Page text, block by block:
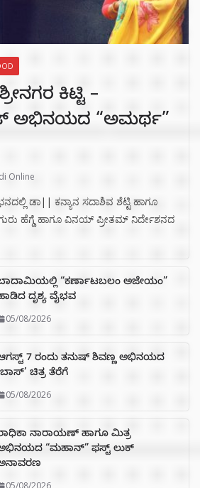
ಕಿಟ್ಟಿ –
ಅಭಿನಯದ “ಅಮರ್ಥ”
Online
ಡಾ|| ಕನ್ಯಾನ ಸದಾಶಿವ ಶೆಟ್ಟಿ ಹಾಗೂ
ಹೆಗ್ಡೆ ಹಾಗೂ ವಿನಯ್ ಪ್ರೀತಮ್ ನಿರ್ದೇಶನದ
“ಕರ್ಣಾಟಬಲಂ ಅಜೇಯಂ”
ದೃಶ್ಯ ವೈಭವ
05/08/2026
7 ರಂದು ತನುಷ್ ಶಿವಣ್ಣ ಅಭಿನಯದ
ಚಿತ್ರ ತೆರೆಗೆ
05/08/2026
ನಾರಾಯಣ್ ಹಾಗೂ ಮಿತ್ರ
“ಮಹಾನ್” ಫಸ್ಟ್ ಲುಕ್